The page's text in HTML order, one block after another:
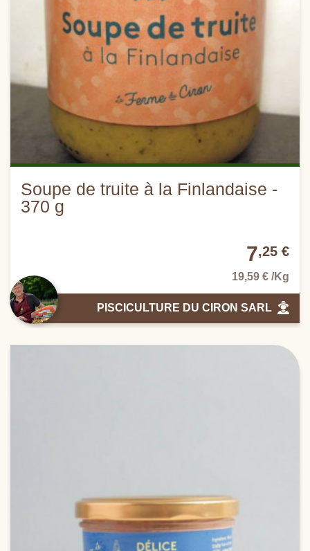
Soupe de truite à la Finlandaise -
370 g
7,25 €
19,59 € /Kg
PISCICULTURE DU CIRON SARL